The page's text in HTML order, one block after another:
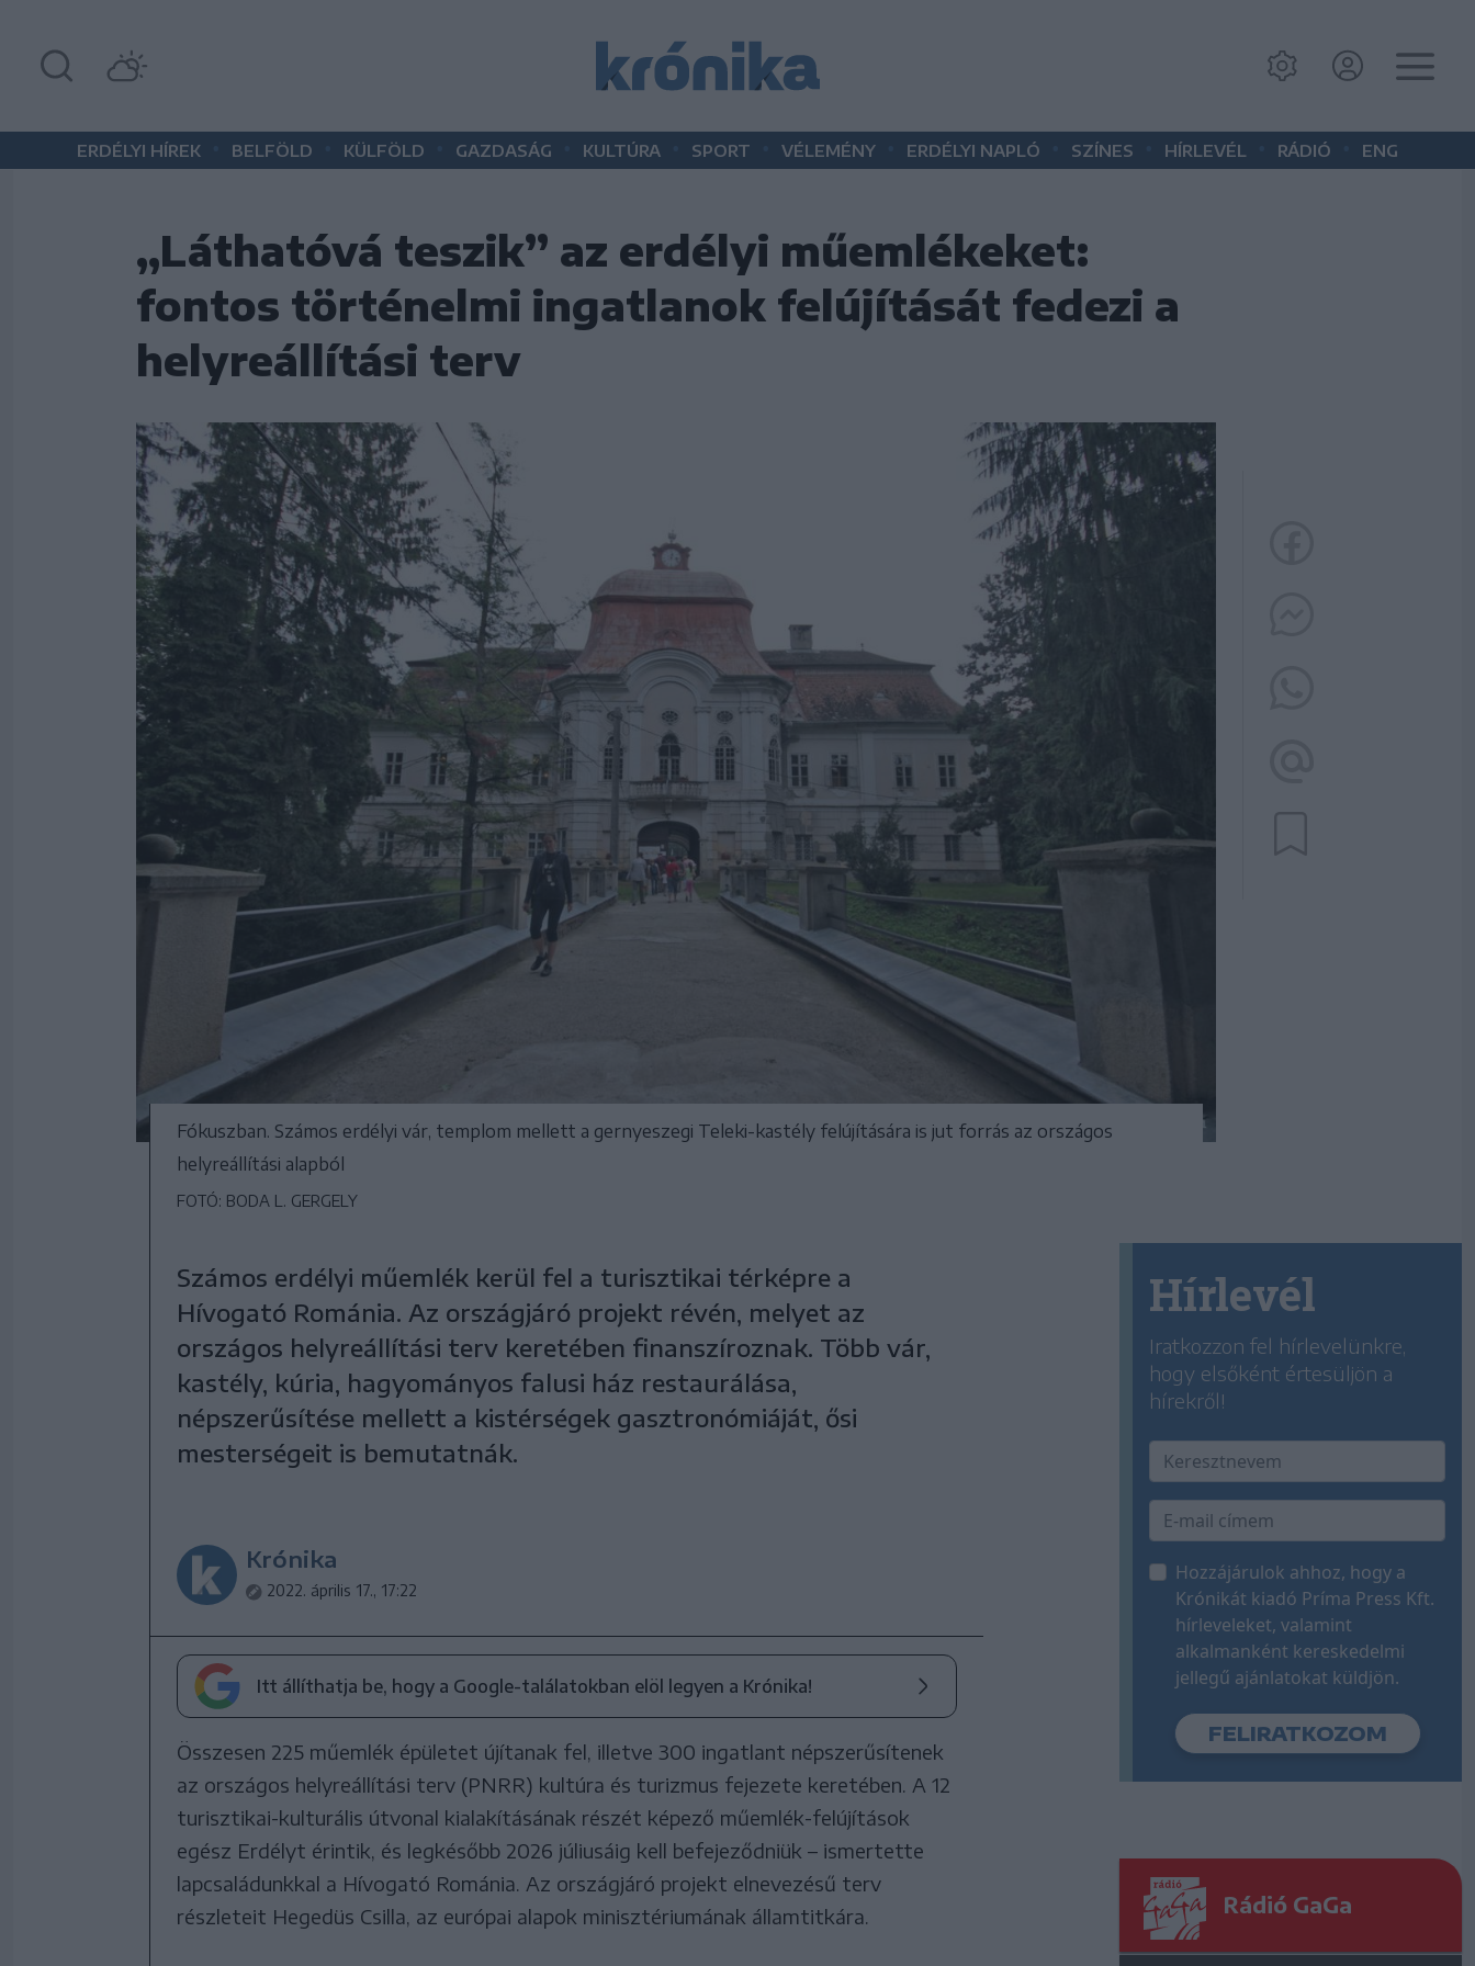
ERDÉLYI HÍREK BELFÖLD KÜLFÖLD GAZDASÁG KULTÚRA SPORT VÉLEMÉNY ERDÉLYI NAPLÓ SZÍNES HÍRLEVÉL RÁDIÓ ENG
„Láthatóvá teszik” az erdélyi műemlékeket:
fontos történelmi ingatlanok felújítását fedezi a
helyreállítási terv
Fókuszban. Számos erdélyi vár, templom mellett a gernyeszegi Teleki-kastély felújítására is jut forrás az országos
helyreállítási alapból
FOTÓ: BODA L. GERGELY
Számos erdélyi műemlék kerül fel a turisztikai térképre a
Hívogató Románia. Az országjáró projekt révén, melyet az
országos helyreállítási terv keretében finanszíroznak. Több vár,
kastély, kúria, hagyományos falusi ház restaurálása,
népszerűsítése mellett a kistérségek gasztronómiáját, ősi
mesterségeit is bemutatnák.
Krónika
2022. április 17., 17:22
Itt állíthatja be, hogy a Google-találatokban elöl legyen a Krónika!
Összesen 225 műemlék épületet újítanak fel, illetve 300 ingatlant népszerűsítenek
az országos helyreállítási terv (PNRR) kultúra és turizmus fejezete keretében. A 12
turisztikai-kulturális útvonal kialakításának részét képező műemlék-felújítások
egész Erdélyt érintik, és legkésőbb 2026 júliusáig kell befejeződniük – ismertette
lapcsaládunkkal a Hívogató Románia. Az országjáró projekt elnevezésű terv
részleteit Hegedüs Csilla, az európai alapok minisztériumának államtitkára.
Hírlevél
Iratkozzon fel hírlevelünkre,
hogy elsőként értesüljön a
hírekről!
Hozzájárulok ahhoz, hogy a
Krónikát kiadó Príma Press Kft.
hírleveleket, valamint
alkalmanként kereskedelmi
jellegű ajánlatokat küldjön.
Rádió GaGa